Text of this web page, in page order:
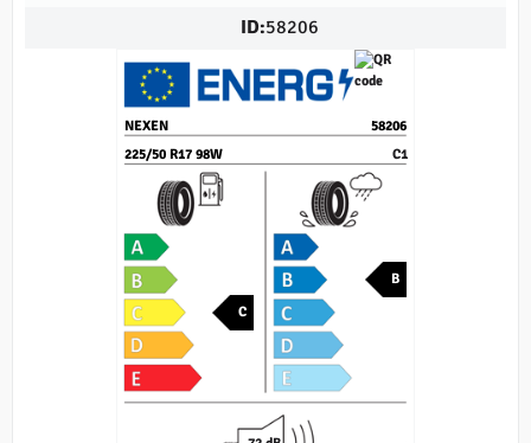
ID:58206
225/50 R17 98W
NEXEN 58206
C
B
C1